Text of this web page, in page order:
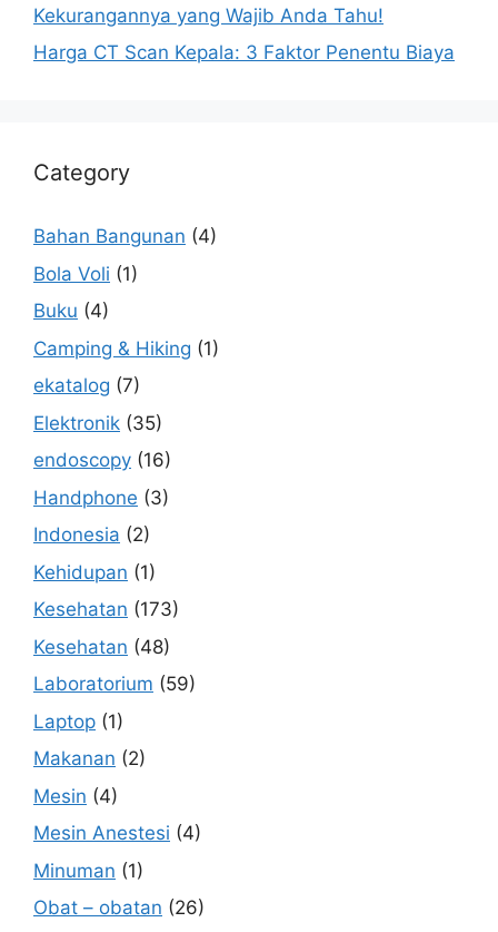
Kekurangannya yang Wajib Anda Tahu!
Harga CT Scan Kepala: 3 Faktor Penentu Biaya
Category
Bahan Bangunan (4)
Bola Voli (1)
Buku (4)
Camping & Hiking (1)
ekatalog (7)
Elektronik (35)
endoscopy (16)
Handphone (3)
Indonesia (2)
Kehidupan (1)
Kesehatan (173)
Kesehatan (48)
Laboratorium (59)
Laptop (1)
Makanan (2)
Mesin (4)
Mesin Anestesi (4)
Minuman (1)
Obat – obatan (26)